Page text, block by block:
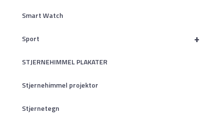
Smart Watch
+
Sport
STJERNEHIMMEL PLAKATER
Stjernehimmel projektor
Stjernetegn